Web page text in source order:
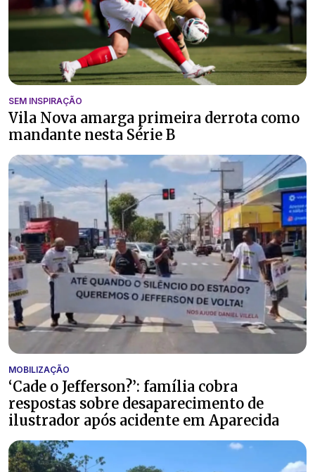
SEM INSPIRAÇÃO
Vila Nova amarga primeira derrota como
mandante nesta Série B
MOBILIZAÇÃO
‘Cade o Jefferson?’: família cobra
respostas sobre desaparecimento de
ilustrador após acidente em Aparecida